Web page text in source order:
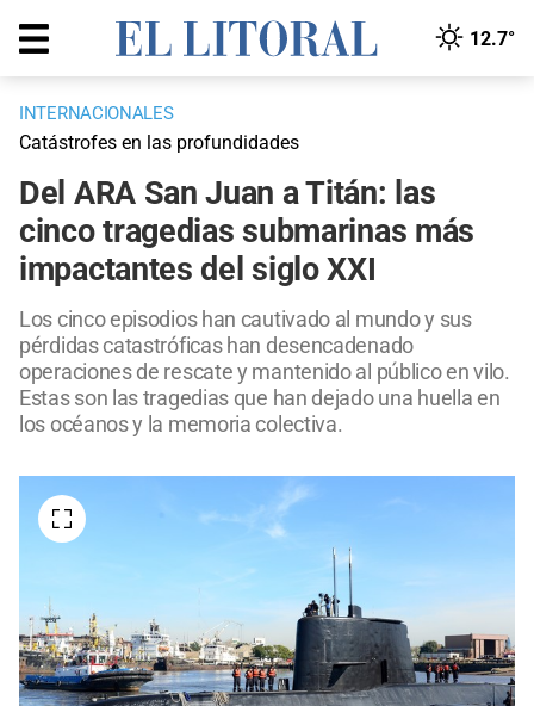
12.7°
INTERNACIONALES
Catástrofes en las profundidades
Del ARA San Juan a Titán: las
cinco tragedias submarinas más
impactantes del siglo XXI
Los cinco episodios han cautivado al mundo y sus
pérdidas catastróficas han desencadenado
operaciones de rescate y mantenido al público en vilo.
Estas son las tragedias que han dejado una huella en
los océanos y la memoria colectiva.